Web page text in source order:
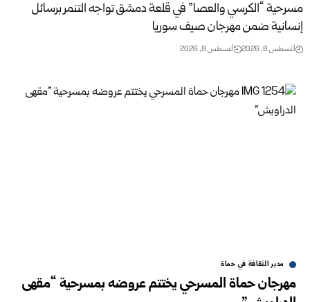
مسرحية “الكرسي والعصا” في قلعة دمشق تواجه التنمر برسائل
إنسانية ضمن مهرجان صيف سوريا
أغسطس 8, 2026 أغسطس 8, 2026
مدير الثقافة في حماة
مهرجان حماة المسرحي يختتم عروضه بمسرحية “مقهى